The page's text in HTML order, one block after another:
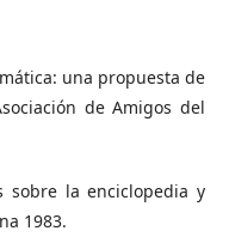
una propuesta de
de Amigos del
sobre la enciclopedia y
1983.